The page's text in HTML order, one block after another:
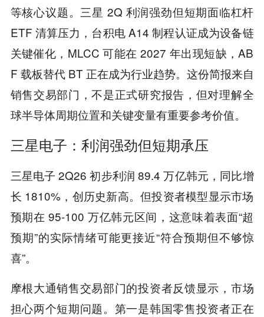
等核心议题。三星 2Q 利润强劲但短期面临杠杆
ETF 清算压力，台积电 A14 制程认证成为设备链
关键催化，MLCC 可能在 2027 年出现短缺，AB
F 载板替代 BT 正在成为行业趋势。这份简报来自
销售交易部门，不是正式研究报告，但对理解全
球半导体周期位置和关键变量有重要参考价值。
三星电子 ：利润强劲但短期承压
三星电子 2Q26 初步利润 89.4 万亿韩元，同比增
长 1810%，创历史新高。但投资者模型显示市场
预期在 95-100 万亿韩元区间，这意味着表面“超
预期”的实际情绪可能更接近“符合预期但不够惊
喜”。
摩根大通销售交易部门的投资者反馈显示，市场
担心两个短期问题。第一是韩国零售投资者正在